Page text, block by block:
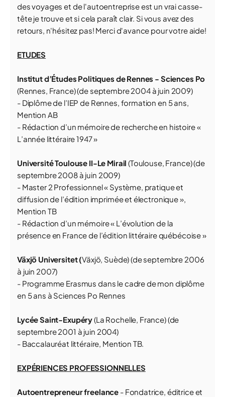
des voyages et de l'autoentreprise est un vrai casse-
tête je trouve et si cela paraît clair. Si vous avez des
retours, n'hésitez pas! Merci d'avance pour votre aide!
ETUDES
Institut d’Études Politiques de Rennes - Sciences Po
(Rennes, France) (de septembre 2004 à juin 2009)
- Diplôme de l’IEP de Rennes, formation en 5 ans,
Mention AB
- Rédaction d’un mémoire de recherche en histoire «
L’année littéraire 1947 »
Université Toulouse II-Le Mirail (Toulouse, France) (de
septembre 2008 à juin 2009)
- Master 2 Professionnel « Système, pratique et
diffusion de l’édition imprimée et électronique »,
Mention TB
- Rédaction d’un mémoire « L’évolution de la
présence en France de l’édition littéraire québécoise »
Växjö Universitet (Växjö, Suède) (de septembre 2006
à juin 2007)
- Programme Erasmus dans le cadre de mon diplôme
en 5 ans à Sciences Po Rennes
Lycée Saint-Exupéry(La Rochelle, France) (de
septembre 2001 à juin 2004)
- Baccalauréat littéraire, Mention TB.
EXPÉRIENCES PROFESSIONNELLES
Autoentrepreneur freelance - Fondatrice, éditrice et